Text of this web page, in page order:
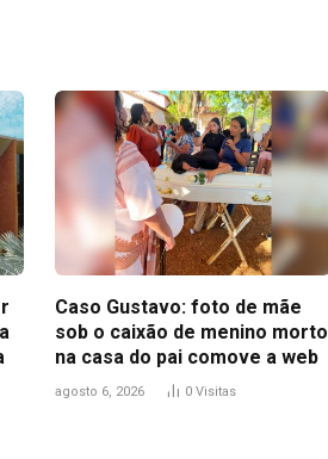
Caso Gustavo: foto de mãe
sob o caixão de menino morto
na casa do pai comove a web
agosto 6, 2026 0 Visitas